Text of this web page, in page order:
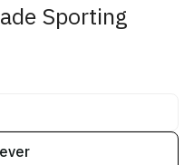
Sporting